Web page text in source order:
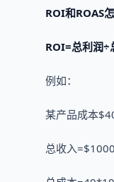
ROI和ROAS
ROI=总利润
例如：
某产品成本
总收入=$1000